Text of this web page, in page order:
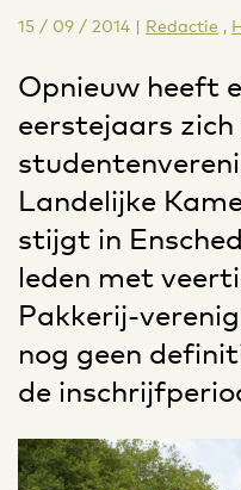
15 / 09 / 2014 | Redactie ,
Opnieuw heeft
eerstejaars zich
Landelijke
stijgt in
leden met
Pakkerij-
nog geen
de